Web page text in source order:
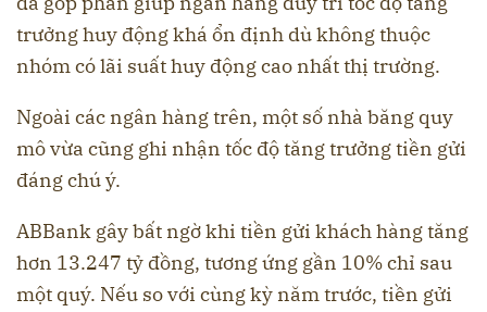
trưởng huy động khá ổn định dù không thuộc
nhóm có lãi suất huy động cao nhất thị trường.
Ngoài các ngân hàng trên, một số nhà băng quy
mô vừa cũng ghi nhận tốc độ tăng trưởng tiền gửi
đáng chú ý.
ABBank gây bất ngờ khi tiền gửi khách hàng tăng
hơn 13.247 tỷ đồng, tương ứng gần 10% chỉ sau
một quý. Nếu so với cùng kỳ năm trước, tiền gửi